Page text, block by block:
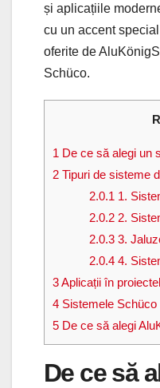
și aplicațiile
cu un accent
oferite de
Schüco.
1 De ce să alegi un
2 Tipuri de sisteme
2.0.1 1.
2.0.22.
2.0.33.
2.0.44.
3Aplicații în
4 Sistemele Schüco
5 De ce să alegi
De ce să